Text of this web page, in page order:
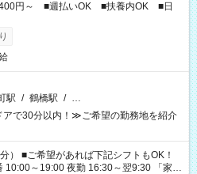
円～ ■週払いOK ■扶養内OK ■日
駅 / 鶴橋駅 / …
で30分以内！≫ご希望の勤務地を紹介
もOK！
～19:00 夜勤 16:30～翌9:30 「家族